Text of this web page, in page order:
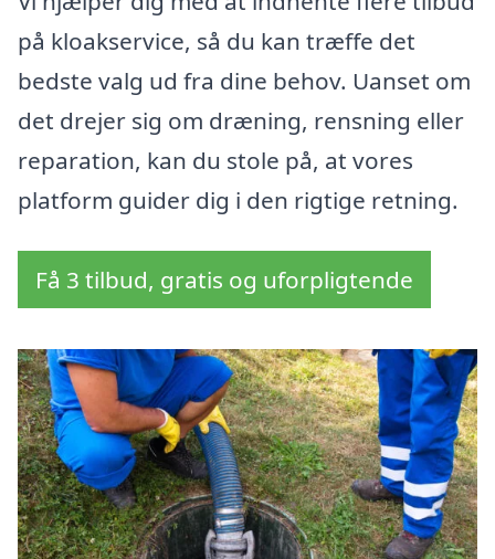
på kloakservice, så du kan træffe det
bedste valg ud fra dine behov. Uanset om
det drejer sig om dræning, rensning eller
reparation, kan du stole på, at vores
platform guider dig i den rigtige retning.
Få 3 tilbud, gratis og uforpligtende